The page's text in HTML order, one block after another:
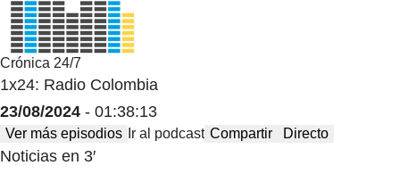
Crónica 24/7
1x24: Radio Colombia
23/08/2024 - 01:38:13
Ver más episodios Ir al podcast Compartir Directo
Noticias en 3′